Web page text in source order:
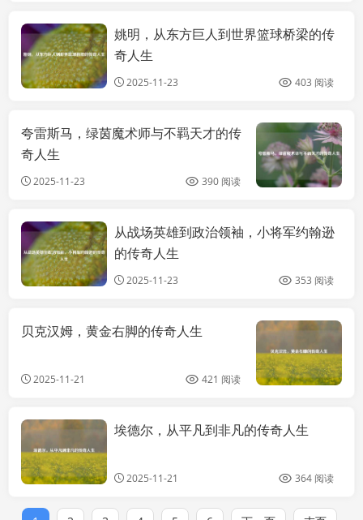
热点
姚明，从东方巨人到世界篮球桥梁的传
奇人生
2025-11-23 403 阅读
夸雷斯马，绿茵魔术师与不羁天才的传
奇人生
2025-11-23 390 阅读
综合
从战场英雄到政治领袖，小将军约翰逊
的传奇人生
2025-11-23 353 阅读
贝克汉姆，黄金右脚的传奇人生
2025-11-21 421 阅读
综合
埃德尔，从平凡到非凡的传奇人生
2025-11-21 364 阅读